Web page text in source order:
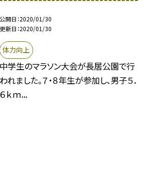
公開日 2020/01/30
更新日 2020/01/30
体力向上
中学生のマラソン大会が長居公園で行
われました。７・８年生が参加し、男子５．
６ｋｍ...